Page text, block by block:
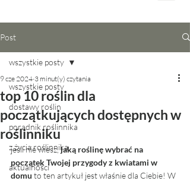
Post
wszystkie posty
dostawy roślin
poradnik roślinnika
z życia roślinnika
aktualności
wszystkie posty
top 10 roślin dla
początkujących dostępnych w
roślinniku
9 cze 2024 3 minut(y) czytania
jeśli nie wiesz, jaką roślinę wybrać na
początek Twojej przygody z kwiatami w
domu to ten artykuł jest właśnie dla Ciebie! W